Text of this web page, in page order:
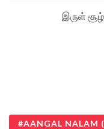
இருள்
AANGAL NALAM